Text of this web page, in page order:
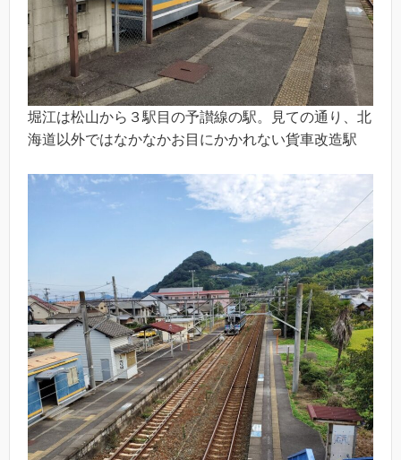
堀江は松山から３駅目の予讃線の駅。見ての通り、北
海道以外ではなかなかお目にかかれない貨車改造駅